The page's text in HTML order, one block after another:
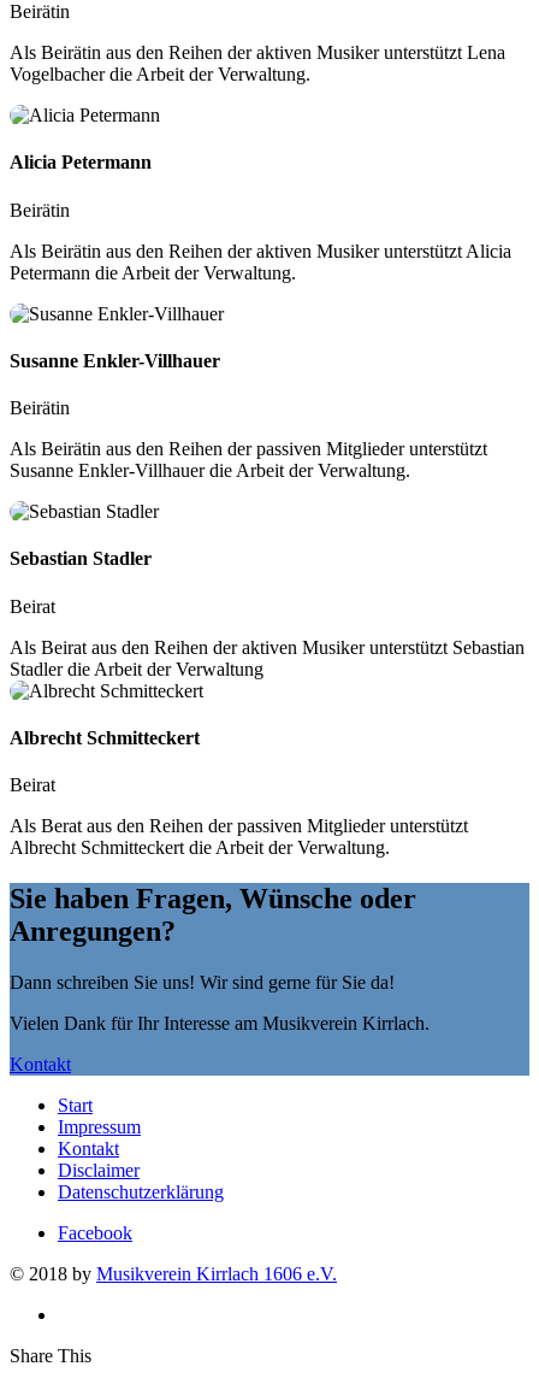
Beirätin
Als Beirätin aus den Reihen der aktiven Musiker unterstützt Lena
Vogelbacher die Arbeit der Verwaltung.
Alicia Petermann
Beirätin
Als Beirätin aus den Reihen der aktiven Musiker unterstützt Alicia
Petermann die Arbeit der Verwaltung.
Susanne Enkler-Villhauer
Beirätin
Als Beirätin aus den Reihen der passiven Mitglieder unterstützt
Susanne Enkler-Villhauer die Arbeit der Verwaltung.
Sebastian Stadler
Beirat
Als Beirat aus den Reihen der aktiven Musiker unterstützt Sebastian
Stadler die Arbeit der Verwaltung
Albrecht Schmitteckert
Beirat
Als Berat aus den Reihen der passiven Mitglieder unterstützt
Albrecht Schmitteckert die Arbeit der Verwaltung.
Sie haben Fragen, Wünsche oder
Anregungen?
Dann schreiben Sie uns! Wir sind gerne für Sie da!
Vielen Dank für Ihr Interesse am Musikverein Kirrlach.
Kontakt
Start
Impressum
Kontakt
Disclaimer
Datenschutzerklärung
Facebook
© 2018 by Musikverein Kirrlach 1606 e.V.
Share This